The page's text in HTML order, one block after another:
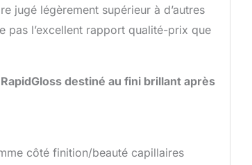
jugé légèrement supérieur à d’autres
pas l’excellent rapport qualité-prix que
destiné au fini brillant après
côté finition/beauté capillaires